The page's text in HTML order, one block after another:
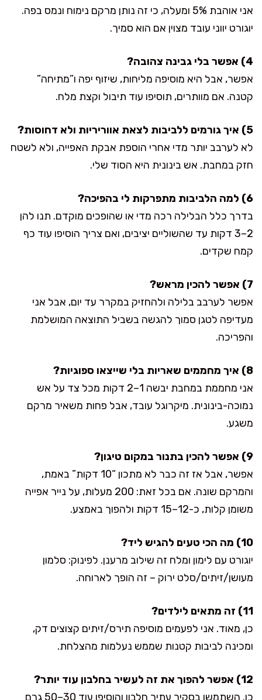
אני אוהבת 5% ומעלה, כי זה נותן מרקם נימוח ונמס בפה.
יוגורט יווני עובד מצוין אם הוא סמיך.
4) אפשר בלי גבינה צהובה?
אפשר, אבל היא מוסיפה מליחות, שיזוף יפה ו”מתיחה”
קטנה. אם מוותרים, תוסיפו עוד תיבול וקצת מלח.
5) איך גורמים ללביבות לצאת אווריריות ולא דחוסות?
לא לערבב יותר מדי אחרי הוספת אבקת האפייה, ולא לשטח
חזק במחבת. אש בינונית היא הסוד שלי.
6) למה הלביבות מתפרקות לי בהפיכה?
בדרך כלל הבלילה רכה מדי או שהופכים מוקדם. תנו להן
2–3 דקות עד שהשוליים יציבים, ואם צריך הוסיפו עוד כף
קמח שקדים.
7) אפשר להכין מראש?
אפשר לערבב בלילה ולהחזיק במקרר עד יום, אבל אני
מעדיפה לטגן סמוך להגשה בשביל התוצאה המושלמת
והפריכה.
8) איך מחממים שאריות בלי שייצאו ספוגיות?
אני מחממת במחבת יבשה 1–2 דקות מכל צד על אש
נמוכה-בינונית. מיקרוגל עובד, אבל פחות משאיר מרקם
משגע.
9) אפשר להכין בתנור במקום טיגון?
אפשר, אבל אז זה כבר לא מתכון “10 דקות” באמת,
והמרקם שונה. אם בכל זאת: 200 מעלות, על נייר אפייה
משומן קלות, כ-12–15 דקות ולהפוך באמצע.
10) מה הכי טעים להגיש ליד?
יוגורט עם לימון ומלח זה שילוב מרענן. לפינוק: סלמון
מעושן/זיתים/סלט ירוק – זה הופך לארוחה.
11) זה מתאים לילדים?
כן, מאוד. אני לפעמים מוסיפה תירס/זיתים קצוצים דק,
ומכינה לביבות קטנות שממש נעלמות מהצלחת.
12) אפשר להפוך את זה לעשיר בחלבון עוד יותר?
כן. השתמשו בסקיר עתיר חלבון והוסיפו עוד 30–50 גרם